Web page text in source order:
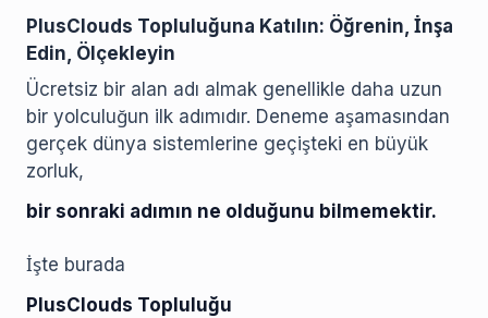
PlusClouds Topluluğuna Katılın: Öğrenin, İnşa
Edin, Ölçekleyin
Ücretsiz bir alan adı almak genellikle daha uzun
bir yolculuğun ilk adımıdır. Deneme aşamasından
gerçek dünya sistemlerine geçişteki en büyük
zorluk,
bir sonraki adımın ne olduğunu bilmemektir.
İşte burada
PlusClouds Topluluğu